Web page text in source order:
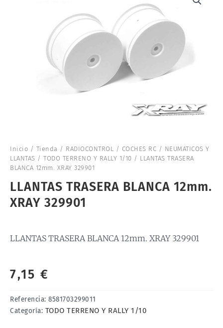
Inicio / Tienda / RADIOCONTROL / COCHES RC / NEUMATICOS Y
LLANTAS / TODO TERRENO Y RALLY 1/10 / LLANTAS TRASERA
BLANCA 12mm. XRAY 329901
LLANTAS TRASERA BLANCA 12mm.
XRAY 329901
LLANTAS TRASERA BLANCA 12mm. XRAY 329901
7,15 €
Referencia: 8581703299011
Categoría: TODO TERRENO Y RALLY 1/10